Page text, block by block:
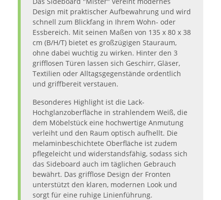
Design mit praktischer Aufbewahrung und wird
schnell zum Blickfang in Ihrem Wohn- oder
Essbereich. Mit seinen Maßen von 135 x 80 x 38
cm (B/H/T) bietet es großzügigen Stauraum,
ohne dabei wuchtig zu wirken. Hinter den 3
grifflosen Türen lassen sich Geschirr, Gläser,
Textilien oder Alltagsgegenstände ordentlich
und griffbereit verstauen.
Besonderes Highlight ist die Lack-
Hochglanzoberfläche in strahlendem Weiß, die
dem Möbelstück eine hochwertige Anmutung
verleiht und den Raum optisch aufhellt. Die
melaminbeschichtete Oberfläche ist zudem
pflegeleicht und widerstandsfähig, sodass sich
das Sideboard auch im täglichen Gebrauch
bewährt. Das grifflose Design der Fronten
unterstützt den klaren, modernen Look und
sorgt für eine ruhige Linienführung.